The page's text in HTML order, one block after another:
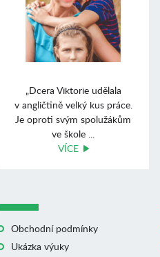
„Dcera Viktorie udělala
v angličtině velký kus práce.
Je oproti svým spolužákům
ve škole ...
VÍCE
Obchodní podmínky
Ukázka výuky